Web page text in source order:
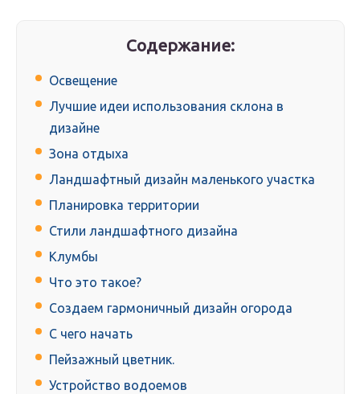
Содержание:
Освещение
Лучшие идеи использования склона в
дизайне
Зона отдыха
Ландшафтный дизайн маленького участка
Планировка территории
Стили ландшафтного дизайна
Клумбы
Что это такое?
Создаем гармоничный дизайн огорода
С чего начать
Пейзажный цветник.
Устройство водоемов